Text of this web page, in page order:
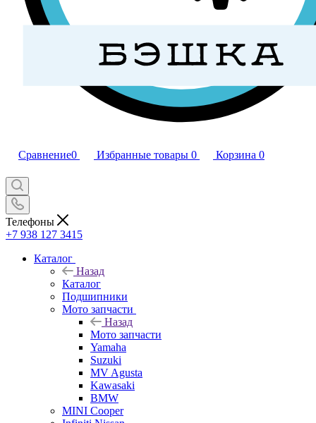
Сравнение0 Избранные товары 0 Корзина 0
Телефоны
+7 938 127 3415
Каталог
Назад
Каталог
Подшипники
Мото запчасти
Назад
Мото запчасти
Yamaha
Suzuki
MV Agusta
Kawasaki
BMW
MINI Cooper